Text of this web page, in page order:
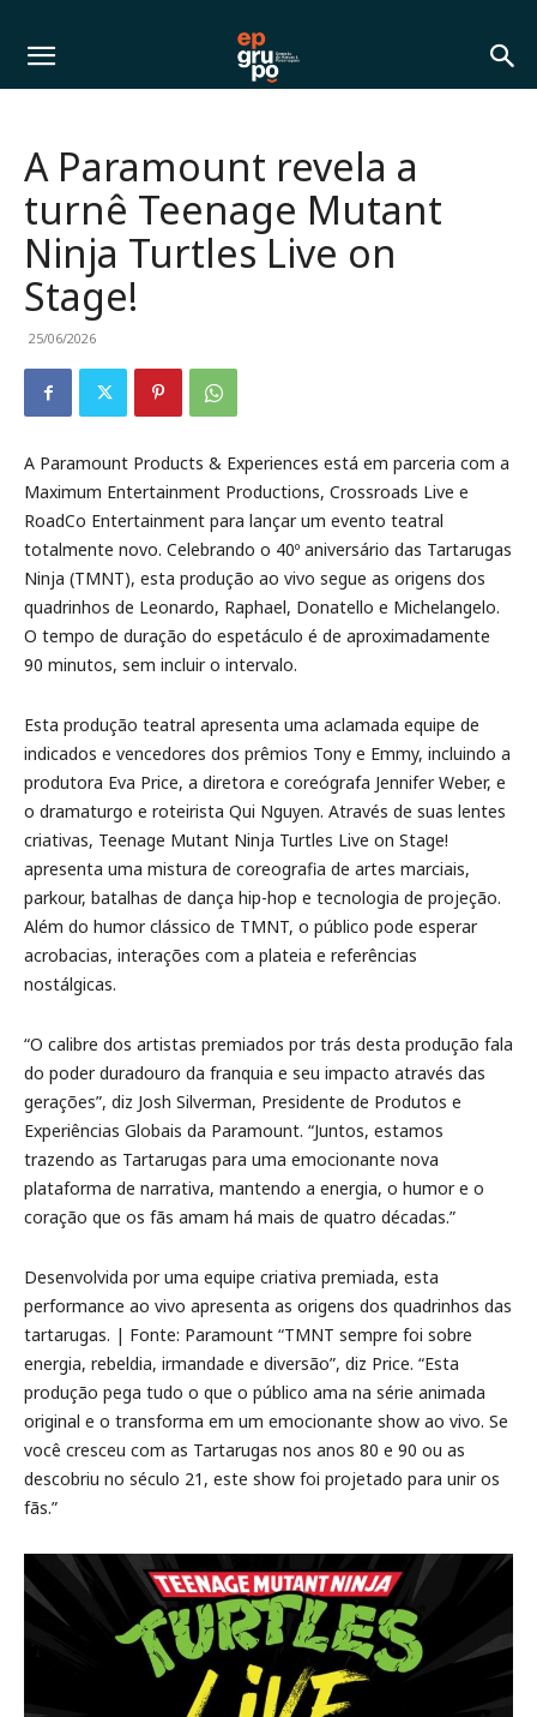
A Paramount revela a
turnê Teenage Mutant
Ninja Turtles Live on
Stage!
25/06/2026
A Paramount Products & Experiences está em parceria com a
Maximum Entertainment Productions, Crossroads Live e
RoadCo Entertainment para lançar um evento teatral
totalmente novo. Celebrando o 40º aniversário das Tartarugas
Ninja (TMNT), esta produção ao vivo segue as origens dos
quadrinhos de Leonardo, Raphael, Donatello e Michelangelo.
O tempo de duração do espetáculo é de aproximadamente
90 minutos, sem incluir o intervalo.
Esta produção teatral apresenta uma aclamada equipe de
indicados e vencedores dos prêmios Tony e Emmy, incluindo a
produtora Eva Price, a diretora e coreógrafa Jennifer Weber, e
o dramaturgo e roteirista Qui Nguyen. Através de suas lentes
criativas, Teenage Mutant Ninja Turtles Live on Stage!
apresenta uma mistura de coreografia de artes marciais,
parkour, batalhas de dança hip-hop e tecnologia de projeção.
Além do humor clássico de TMNT, o público pode esperar
acrobacias, interações com a plateia e referências
nostálgicas.
“O calibre dos artistas premiados por trás desta produção fala
do poder duradouro da franquia e seu impacto através das
gerações”, diz Josh Silverman, Presidente de Produtos e
Experiências Globais da Paramount. “Juntos, estamos
trazendo as Tartarugas para uma emocionante nova
plataforma de narrativa, mantendo a energia, o humor e o
coração que os fãs amam há mais de quatro décadas.”
Desenvolvida por uma equipe criativa premiada, esta
performance ao vivo apresenta as origens dos quadrinhos das
tartarugas. | Fonte: Paramount “TMNT sempre foi sobre
energia, rebeldia, irmandade e diversão”, diz Price. “Esta
produção pega tudo o que o público ama na série animada
original e o transforma em um emocionante show ao vivo. Se
você cresceu com as Tartarugas nos anos 80 e 90 ou as
descobriu no século 21, este show foi projetado para unir os
fãs.”